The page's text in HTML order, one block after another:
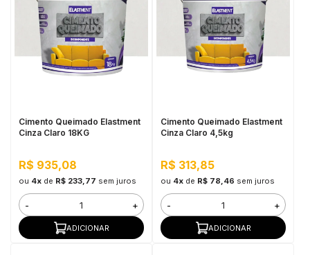
Cimento Queimado Elastment
Cinza Claro 18KG
R$ 935,08
ou 4xde R$ 233,77 sem juros
- +
ADICIONAR
Cimento Queimado Elastment
Cinza Claro 4,5kg
R$ 313,85
ou 4xde R$ 78,46 sem juros
- +
ADICIONAR